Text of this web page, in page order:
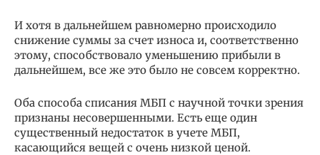
И хотя в дальнейшем равномерно происходило
снижение суммы за счет износа и, соответственно
этому, способствовало уменьшению прибыли в
дальнейшем, все же это было не совсем корректно.
Оба способа списания МБП с научной точки зрения
признаны несовершенными. Есть еще один
существенный недостаток в учете МБП,
касающийся вещей с очень низкой ценой.